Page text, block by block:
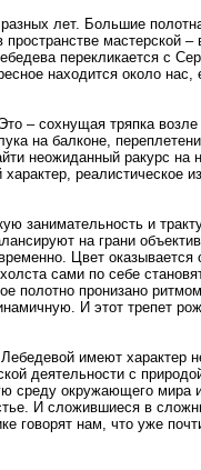
лет. Большие
мастерской –
перекликается с
находится около нас,
– сохнущая тряпка
на балконе,
неожиданный ракурс на
реалистическое
занимательность и
на грани
Цвет оказывается
сами по себе
полотно пронизано
И этот трепет
имеют характер
деятельности с
среду окружающего мира
И сложившиеся в
говорят нам, что уже